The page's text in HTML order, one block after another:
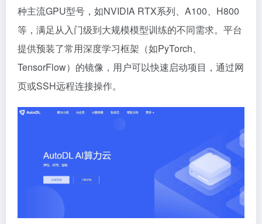
种主流GPU型号，如NVIDIA RTX系列、A100、H800
等，满足从入门级到大规模模型训练的不同需求。平台
提供预装了常用深度学习框架（如PyTorch、
TensorFlow）的镜像，用户可以快速启动项目，通过网
页或SSH远程连接操作。